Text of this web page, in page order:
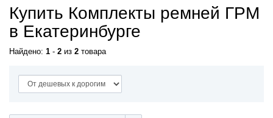
Купить Комплекты ремней ГРМ
в Екатеринбурге
Найдено: 1 - 2 из 2 товара